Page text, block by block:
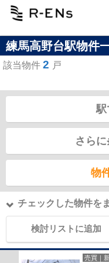
練馬高野台駅物件
該当物件 2 戸
駅
さら
物
チェックした物件を
検討リストに追加
売買｜